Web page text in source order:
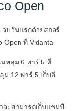
Open
จบวันแรกด้วยสกอร์
Open ที่ Vidanta
นหลุม 6 พาร์ 5 ที่
ม 12 พาร์ 5 เก็บอี
จะสามารถเก็บแชมป์